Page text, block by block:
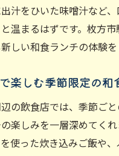
駅で見つける和食ランチ
近でも静かに過ごせる和
る人ぞ知る和食ランチの
方市駅で見つける秘密の
ト
元の人が教える隠れ家ラ
汁をひいた味噌汁など
温まるはずです。枚方
しい和食ランチの体験を
楽しむ季節限定の和
の飲食店では、季節ご
楽しみを一層深めてく
使った炊き込みご飯や